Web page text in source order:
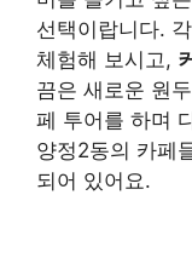
선택이랍니다.
체험해 보시고,
끔은 새로운 원
페 투어를 하며
양정2동의 카페
되어 있어요.